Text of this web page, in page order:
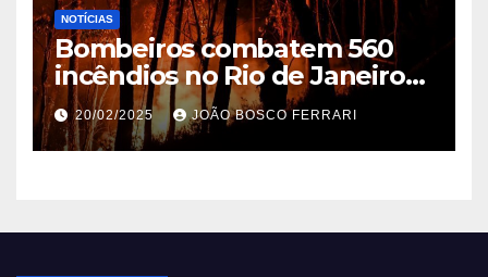
NOTÍCIAS
Bombeiros combatem 560
incêndios no Rio de Janeiro
em 2025
20/02/2025 JOÃO BOSCO FERRARI